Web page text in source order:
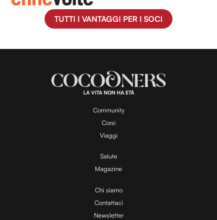
TUTTI I VANTAGGI PER I SOCI
LA VITA NON HA ETÀ
Community
Corsi
Viaggi
Salute
Magazine
Chi siamo
Contattaci
Newsletter